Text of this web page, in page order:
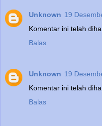
Unknown 19
Komentar ini telah
Balas
Unknown 19
Komentar ini telah
Balas